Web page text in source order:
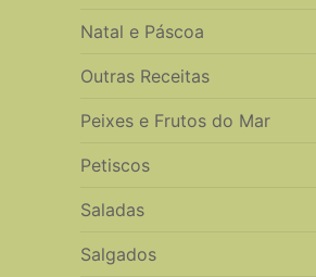
Natal e Páscoa
Outras Receitas
Peixes e Frutos do Mar
Petiscos
Saladas
Salgados